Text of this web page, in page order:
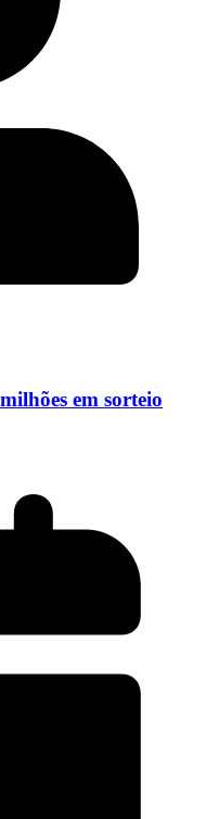
em sorteio